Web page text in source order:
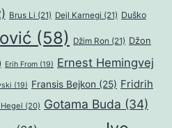
Brus Li (21) Dejl Karnegi (21) Duško
(58) Džim Ron (21) Džon
Erih From (19) Ernest Hemingvej
(19) Fransis Bejkon (25) Fridrih
(20) Gotama Buda (34)